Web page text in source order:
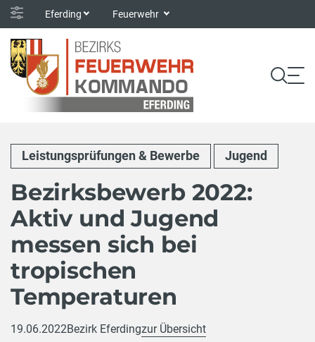
Eferding Feuerwehr
Leistungsprüfungen & Bewerbe Jugend
Bezirksbewerb 2022:
Aktiv und Jugend
messen sich bei
tropischen
Temperaturen
19.06.2022Bezirk Eferdingzur Übersicht